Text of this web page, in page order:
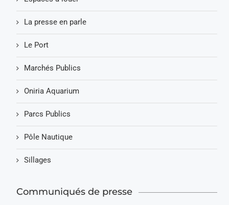
La presse en parle
Le Port
Marchés Publics
Oniria Aquarium
Parcs Publics
Pôle Nautique
Sillages
Communiqués de presse